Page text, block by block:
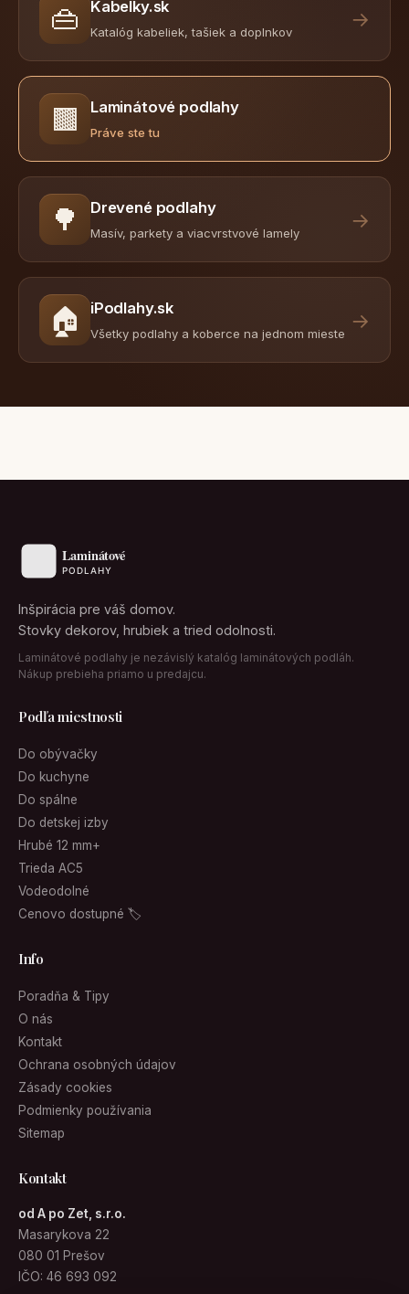
👜 Kabelky.sk
Katalóg kabeliek, tašiek a doplnkov
→
🟫 Laminátové podlahy
Práve ste tu
🌳 Drevené podlahy
Masív, parkety a viacvrstvové lamely
→
🏠 iPodlahy.sk
Všetky podlahy a koberce na jednom mieste
→
Inšpirácia pre váš domov.
Stovky dekorov, hrubiek a tried odolnosti.
Laminátové podlahy je nezávislý katalóg laminátových podláh.
Nákup prebieha priamo u predajcu.
Podľa miestnosti
Do obývačky
Do kuchyne
Do spálne
Do detskej izby
Hrubé 12 mm+
Trieda AC5
Vodeodolné
Cenovo dostupné 🏷
Info
Poradňa & Tipy
O nás
Kontakt
Ochrana osobných údajov
Zásady cookies
Podmienky používania
Sitemap
Kontakt
od A po Zet, s.r.o.
Masarykova 22
080 01 Prešov
IČO: 46 693 092